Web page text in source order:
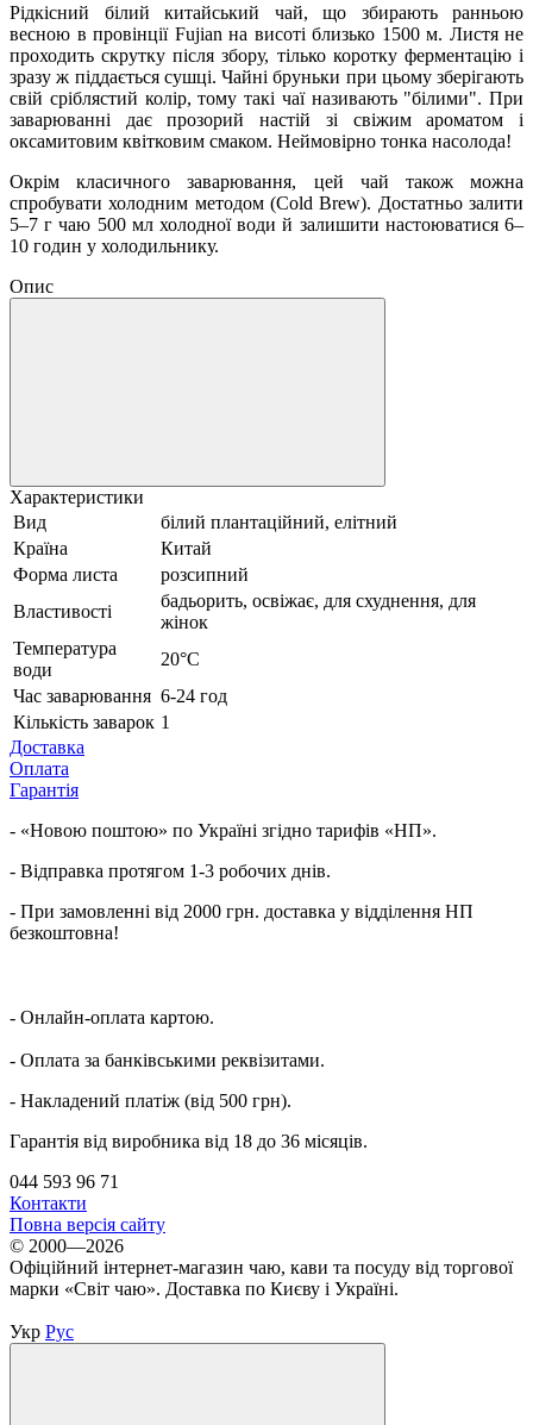
Рідкісний білий китайський чай, що збирають ранньою
весною в провінції Fujian на висоті близько 1500 м. Листя не
проходить скрутку після збору, тілько коротку ферментацію і
зразу ж піддається сушці. Чайні бруньки при цьому зберігають
свій сріблястий колір, тому такі чаї називають "білими". При
заварюванні дає прозорий настій зі свіжим ароматом і
оксамитовим квітковим смаком. Неймовірно тонка насолода!
Окрім класичного заварювання, цей чай також можна
спробувати холодним методом (Cold Brew). Достатньо залити
5–7 г чаю 500 мл холодної води й залишити настоюватися 6–
10 годин у холодильнику.
Опис
Характеристики
Вид
білий плантаційний, елітний
Країна
Китай
Форма листа
розсипний
Властивості
бадьорить, освіжає, для схуднення, для
жінок
Температура
води
20°С
Час заварювання 6-24 год
Кількість заварок 1
Доставка
Оплата
Гарантія
- «Новою поштою» по Україні згідно тарифів «НП».
- Відправка протягом 1-3 робочих днів.
- При замовленні від 2000 грн. доставка у відділення НП
безкоштовна!
- Онлайн-оплата картою.
- Оплата за банківськими реквізитами.
- Накладений платіж (від 500 грн).
Гарантія від виробника від 18 до 36 місяців.
044 593 96 71
Контакти
Повна версія сайту
© 2000—2026
Офіційний інтернет-магазин чаю, кави та посуду від торгової
марки «Світ чаю». Доставка по Києву і Україні.
Укр Рус